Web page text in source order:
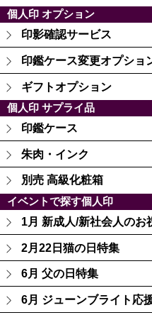
個人印 オプション
印影確認サービス
印鑑ケース変更オプショ
ギフトオプション
個人印 サプライ品
印鑑ケース
朱肉・インク
別売 高級化粧箱
イベントで探す個人印
1月 新成人/新社会人のお
2月22日猫の日特集
6月 父の日特集
6月 ジューンブライト応